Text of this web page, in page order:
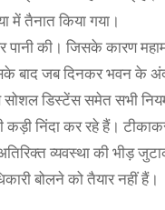
में तैनात किया गया।
की। जिसके कारण
बाद जब दिनकर भवन के
डिस्टेंस समेत सभी
कड़ी निंदा कर रहे हैं।
व्यवस्था की भीड़
बोलने को तैयार नहीं हैं।